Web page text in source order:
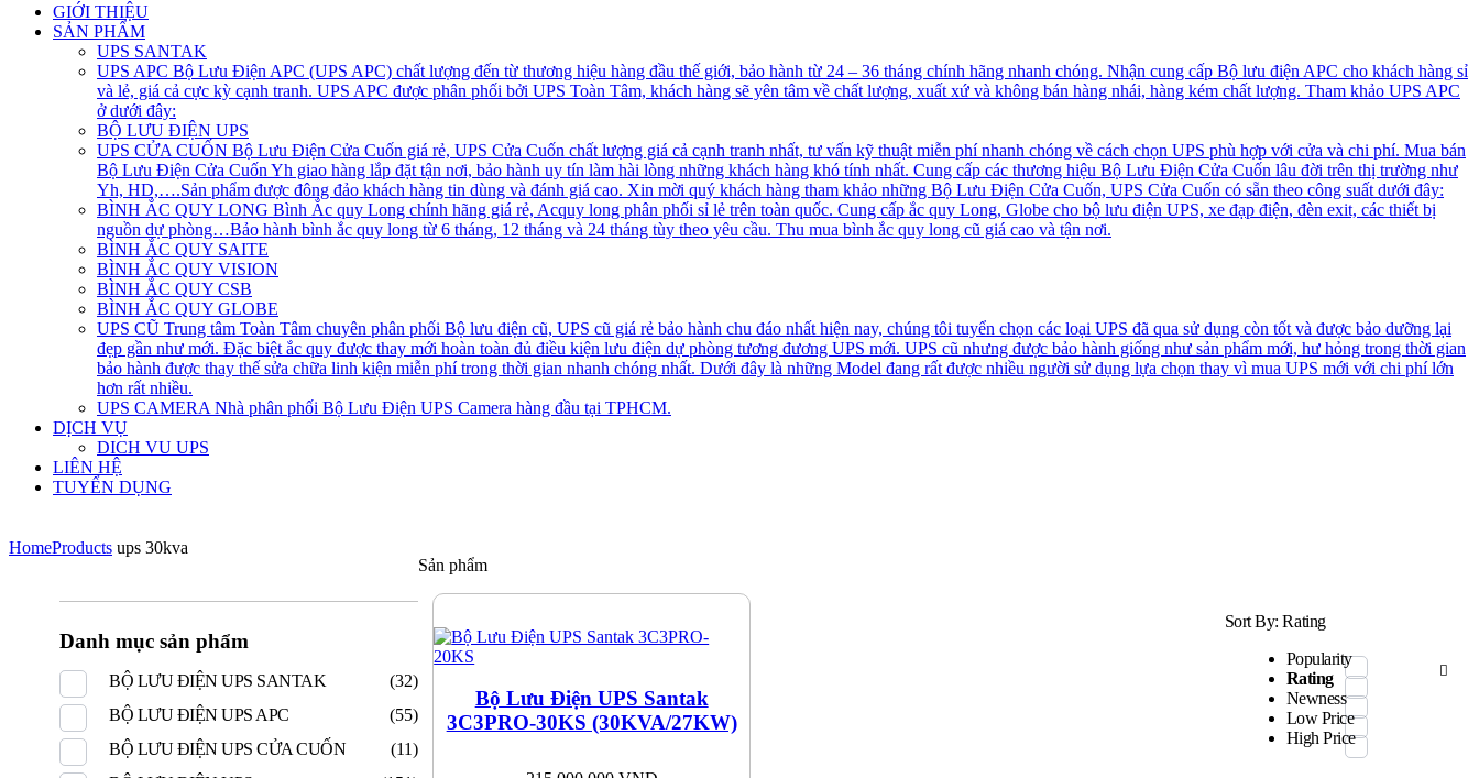
GIỚI THIỆU
SẢN PHẨM
UPS SANTAK
UPS APC Bộ Lưu Điện APC (UPS APC) chất lượng đến từ thương hiệu hàng đầu thế giới, bảo hành từ 24 – 36 tháng chính hãng nhanh chóng. Nhận cung cấp Bộ lưu điện APC cho khách hàng sỉ
và lẻ, giá cả cực kỳ cạnh tranh. UPS APC được phân phối bởi UPS Toàn Tâm, khách hàng sẽ yên tâm về chất lượng, xuất xứ và không bán hàng nhái, hàng kém chất lượng. Tham khảo UPS APC
ở dưới đây:
BỘ LƯU ĐIỆN UPS
UPS CỬA CUỐN Bộ Lưu Điện Cửa Cuốn giá rẻ, UPS Cửa Cuốn chất lượng giá cả cạnh tranh nhất, tư vấn kỹ thuật miễn phí nhanh chóng về cách chọn UPS phù hợp với cửa và chi phí. Mua bán
Bộ Lưu Điện Cửa Cuốn Yh giao hàng lắp đặt tận nơi, bảo hành uy tín làm hài lòng những khách hàng khó tính nhất. Cung cấp các thương hiệu Bộ Lưu Điện Cửa Cuốn lâu đời trên thị trường như
Yh, HD,….Sản phẩm được đông đảo khách hàng tin dùng và đánh giá cao. Xin mời quý khách hàng tham khảo những Bộ Lưu Điện Cửa Cuốn, UPS Cửa Cuốn có sẵn theo công suất dưới đây:
BÌNH ẮC QUY LONG Bình Ắc quy Long chính hãng giá rẻ, Acquy long phân phối sỉ lẻ trên toàn quốc. Cung cấp ắc quy Long, Globe cho bộ lưu điện UPS, xe đạp điện, đèn exit, các thiết bị
nguồn dự phòng…Bảo hành bình ắc quy long từ 6 tháng, 12 tháng và 24 tháng tùy theo yêu cầu. Thu mua bình ắc quy long cũ giá cao và tận nơi.
BÌNH ẮC QUY SAITE
BÌNH ẮC QUY VISION
BÌNH ẮC QUY CSB
BÌNH ẮC QUY GLOBE
UPS CŨ Trung tâm Toàn Tâm chuyên phân phối Bộ lưu điện cũ, UPS cũ giá rẻ bảo hành chu đáo nhất hiện nay, chúng tôi tuyển chọn các loại UPS đã qua sử dụng còn tốt và được bảo dưỡng lại
đẹp gần như mới. Đặc biệt ắc quy được thay mới hoàn toàn đủ điều kiện lưu điện dự phòng tương đương UPS mới. UPS cũ nhưng được bảo hành giống như sản phẩm mới, hư hỏng trong thời gian
bảo hành được thay thế sửa chữa linh kiện miễn phí trong thời gian nhanh chóng nhất. Dưới đây là những Model đang rất được nhiều người sử dụng lựa chọn thay vì mua UPS mới với chi phí lớn
hơn rất nhiều.
UPS CAMERA Nhà phân phối Bộ Lưu Điện UPS Camera hàng đầu tại TPHCM.
DỊCH VỤ
DICH VU UPS
LIÊN HỆ
TUYỂN DỤNG
HomeProducts ups 30kva
Sản phẩm
Sort By:Rating
Popularity
Rating
Newness
Low Price
High Price
Bộ Lưu Điện UPS Santak
3C3PRO-30KS (30KVA/27KW)
Danh mục sản phẩm
BỘ LƯU ĐIỆN UPS SANTAK
(32)
BỘ LƯU ĐIỆN UPS APC
(55)
BỘ LƯU ĐIỆN UPS CỬA CUỐN
(11)